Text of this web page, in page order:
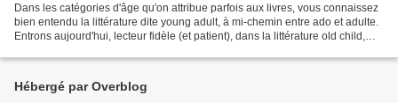
Dans les catégories d'âge qu'on attribue parfois aux livres, vous connaissez
bien entendu la littérature dite young adult, à mi-chemin entre ado et adulte.
Entrons aujourd'hui, lecteur fidèle (et patient), dans la littérature old child,
Hébergé par Overblog